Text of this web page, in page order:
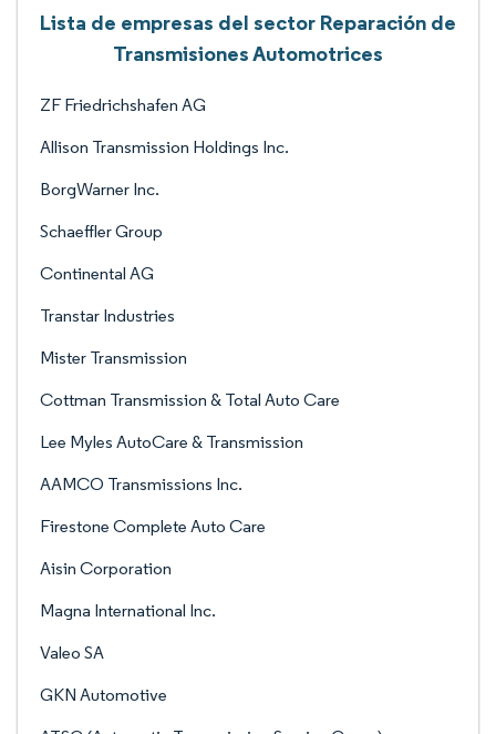
Lista de empresas del sector Reparación de
Transmisiones Automotrices
ZF Friedrichshafen AG
Allison Transmission Holdings Inc.
BorgWarner Inc.
Schaeffler Group
Continental AG
Transtar Industries
Mister Transmission
Cottman Transmission & Total Auto Care
Lee Myles AutoCare & Transmission
AAMCO Transmissions Inc.
Firestone Complete Auto Care
Aisin Corporation
Magna International Inc.
Valeo SA
GKN Automotive